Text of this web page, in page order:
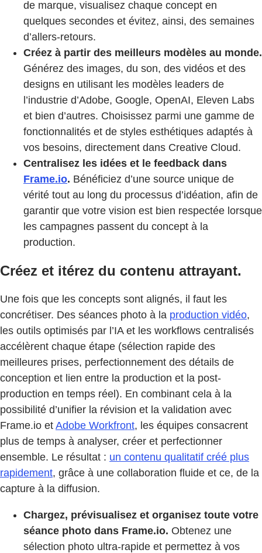
de marque, visualisez chaque concept en
quelques secondes et évitez, ainsi, des semaines
d’allers-retours.
Créez à partir des meilleurs modèles au monde.
Générez des images, du son, des vidéos et des
designs en utilisant les modèles leaders de
l’industrie d’Adobe, Google, OpenAI, Eleven Labs
et bien d’autres. Choisissez parmi une gamme de
fonctionnalités et de styles esthétiques adaptés à
vos besoins, directement dans Creative Cloud.
Centralisez les idées et le feedback dans
Frame.io. Bénéficiez d’une source unique de
vérité tout au long du processus d’idéation, afin de
garantir que votre vision est bien respectée lorsque
les campagnes passent du concept à la
production.
Créez et itérez du contenu attrayant.
Une fois que les concepts sont alignés, il faut les
concrétiser. Des séances photo à la production vidéo,
les outils optimisés par l’IA et les workflows centralisés
accélèrent chaque étape (sélection rapide des
meilleures prises, perfectionnement des détails de
conception et lien entre la production et la post-
production en temps réel). En combinant cela à la
possibilité d’unifier la révision et la validation avec
Frame.io et Adobe Workfront, les équipes consacrent
plus de temps à analyser, créer et perfectionner
ensemble. Le résultat : un contenu qualitatif créé plus
rapidement, grâce à une collaboration fluide et ce, de la
capture à la diffusion.
Chargez, prévisualisez et organisez toute votre
séance photo dans Frame.io. Obtenez une
sélection photo ultra-rapide et permettez à vos